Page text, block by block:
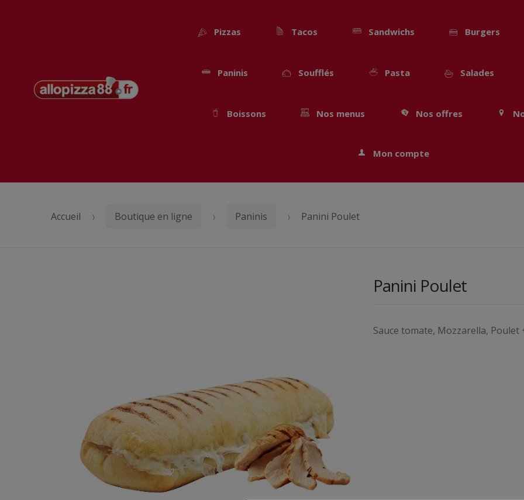
Passer
Aller
Pizzas Tacos Sandwichs Burgers
Paninis Soufflés Pasta Salades
Boissons Nos menus Nos offres
Mon compte
Accueil Boutique en ligne Paninis Panini Poulet
Panini Poulet
Sauce tomate, Mozzarella, Poulet